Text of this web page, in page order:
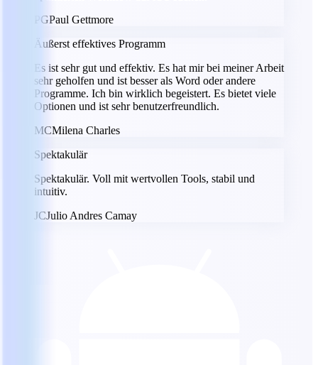
PGPaul Gettmore
Äußerst effektives Programm
Es ist sehr gut und effektiv. Es hat mir bei meiner Arbeit
sehr geholfen und ist besser als Word oder andere
Programme. Ich bin wirklich begeistert. Es bietet viele
Optionen und ist sehr benutzerfreundlich.
MCMilena Charles
Spektakulär
Spektakulär. Voll mit wertvollen Tools, stabil und
intuitiv.
JCJulio Andres Camay